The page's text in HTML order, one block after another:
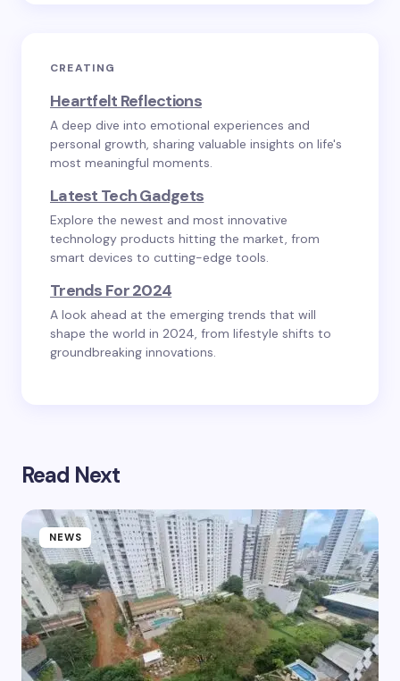
CREATING
Heartfelt Reflections
A deep dive into emotional experiences and
personal growth, sharing valuable insights on life's
most meaningful moments.
Latest Tech Gadgets
Explore the newest and most innovative
technology products hitting the market, from
smart devices to cutting-edge tools.
Trends For 2024
A look ahead at the emerging trends that will
shape the world in 2024, from lifestyle shifts to
groundbreaking innovations.
Read Next
NEWS